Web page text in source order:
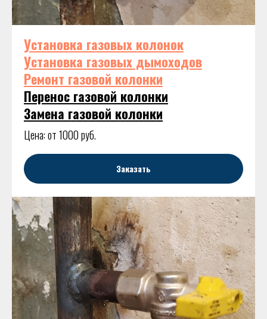
Установка газовых колонок
Установка газовых дымоходов
Ремонт газовой колонки
Перенос газовой колонки
Замена газовой колонки
Цена: от 1000 руб.
Заказать